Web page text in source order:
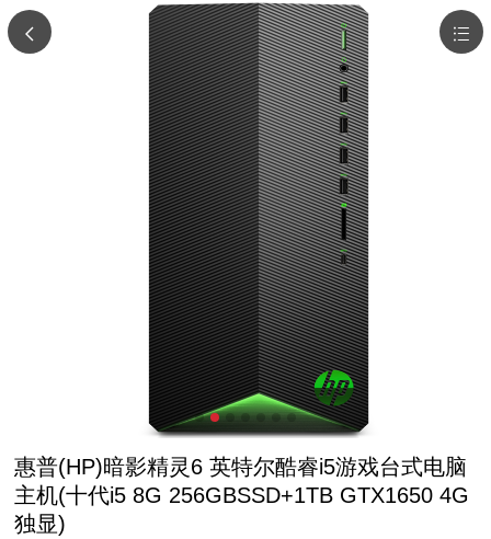
惠普(HP)暗影精灵6 英特尔酷睿i5游戏台式电脑
主机(十代i5 8G 256GBSSD+1TB GTX1650 4G
独显)